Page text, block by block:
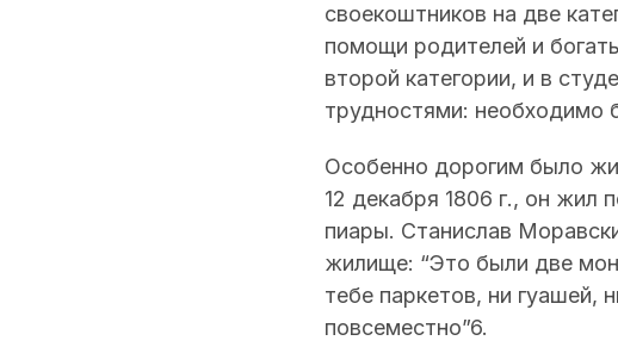
своекоштников на две
помощи родителей и
второй категории, и в
трудностями: необходимо
Особенно дорогим было
12 декабря 1806 г., он жил
пиары. Станислав
жилище: “Это были две
тебе паркетов, ни гуашей,
повсеместно”6.